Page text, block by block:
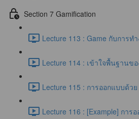
Section 7 Gamification
Lecture 113 : Game กับการท
Lecture 114 : เข้าใจพื้นฐานข
Lecture 115 : การออกแบบด้ว
Lecture 116 : [Example] การ